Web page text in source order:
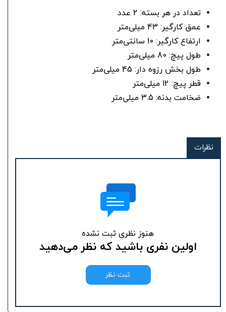
تعداد در هر بسته: 2 عدد
عمق کارگیر: 43 میلی‌متر
ارتفاع کارگیر: 10 سانتی‌متر
طول پیچ: 80 میلی‌متر
طول بخش رزوه دار: 45 میلی‌متر
قطر پیچ: 12 میلی‌متر
ضخامت بدنه: 3.5 میلی‌متر
نظرات
هنوز نظری ثبت نشده
اولین نفری باشید که نظر می‌دهید
ثبت نظر